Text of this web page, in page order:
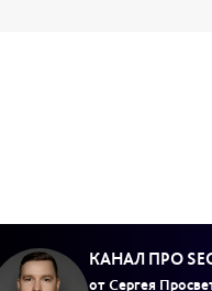
КАНАЛ ПРО
от Сергея